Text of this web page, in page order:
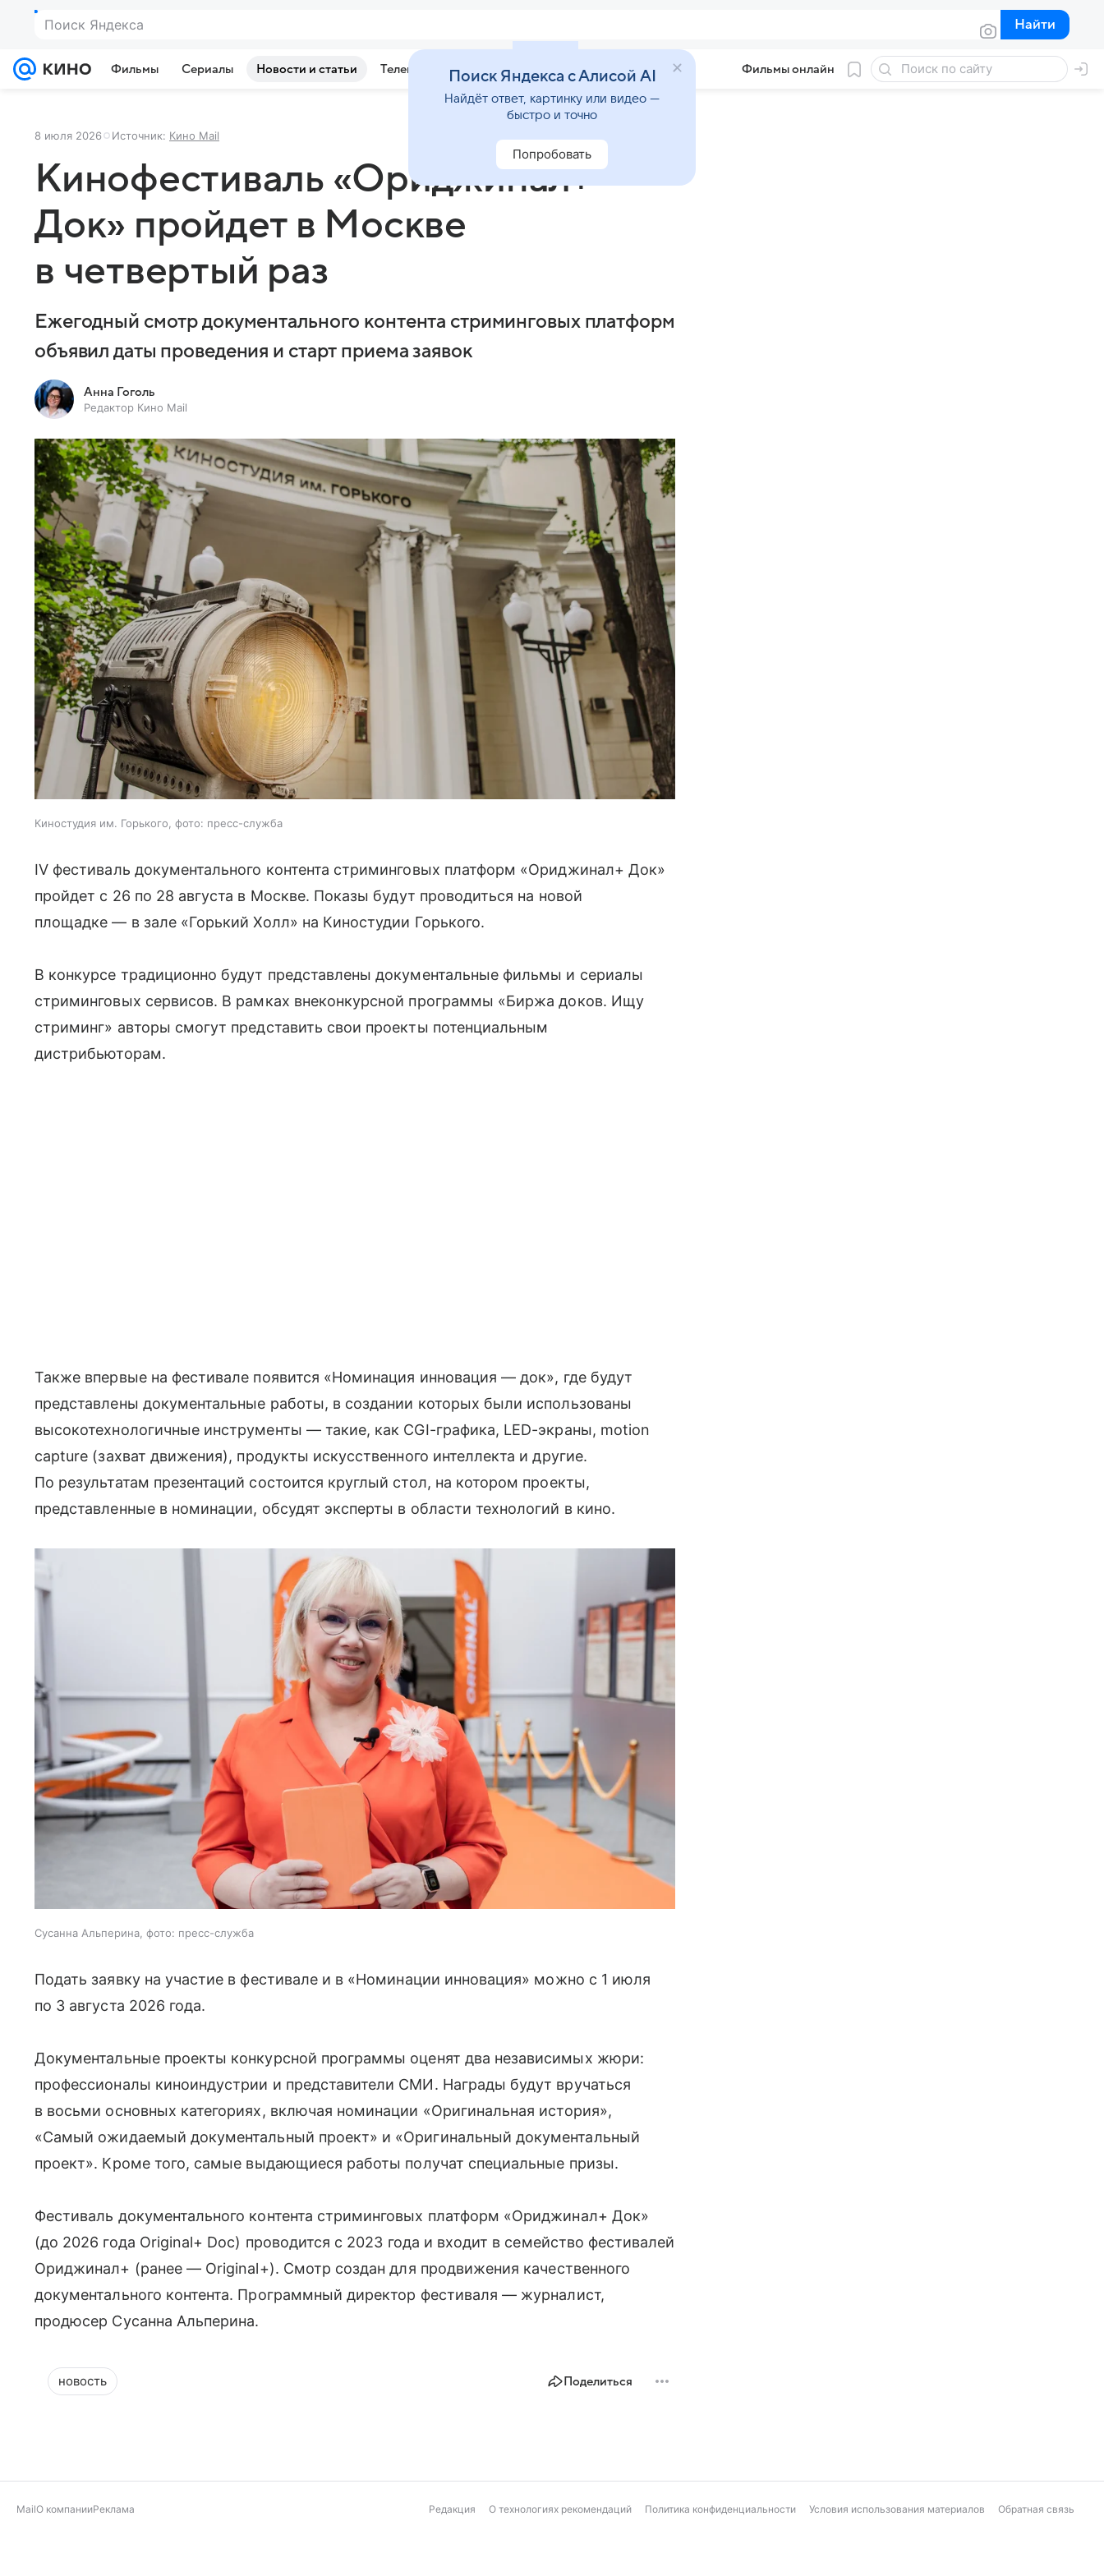
Поиск Яндекса Найти
Найти
Фильмы Сериалы Новости и статьи Телепрограмма Звезды Фильмы онлайн
8 июля 2026 Источник: Кино Mail
Кинофестиваль «Ориджинал+
Док» пройдет в Москве
в четвертый раз
Ежегодный смотр документального контента стриминговых платформ
объявил даты проведения и старт приема заявок
Анна Гоголь
Редактор Кино Mail
Киностудия им. Горького, фото: пресс-служба
IV фестиваль документального контента стриминговых платформ «Ориджинал+ Док»
пройдет с 26 по 28 августа в Москве. Показы будут проводиться на новой
площадке — в зале «Горький Холл» на Киностудии Горького.
В конкурсе традиционно будут представлены документальные фильмы и сериалы
стриминговых сервисов. В рамках внеконкурсной программы «Биржа доков. Ищу
стриминг» авторы смогут представить свои проекты потенциальным
дистрибьюторам.
Также впервые на фестивале появится «Номинация инновация — док», где будут
представлены документальные работы, в создании которых были использованы
высокотехнологичные инструменты — такие, как CGI-графика, LED-экраны, motion
capture (захват движения), продукты искусственного интеллекта и другие.
По результатам презентаций состоится круглый стол, на котором проекты,
представленные в номинации, обсудят эксперты в области технологий в кино.
Сусанна Альперина, фото: пресс-служба
Подать заявку на участие в фестивале и в «Номинации инновация» можно с 1 июля
по 3 августа 2026 года.
Документальные проекты конкурсной программы оценят два независимых жюри:
профессионалы киноиндустрии и представители СМИ. Награды будут вручаться
в восьми основных категориях, включая номинации «Оригинальная история»,
«Самый ожидаемый документальный проект» и «Оригинальный документальный
проект». Кроме того, самые выдающиеся работы получат специальные призы.
Фестиваль документального контента стриминговых платформ «Ориджинал+ Док»
(до 2026 года Original+ Doc) проводится с 2023 года и входит в семейство фестивалей
Ориджинал+ (ранее — Original+). Смотр создан для продвижения качественного
документального контента. Программный директор фестиваля — журналист,
продюсер Сусанна Альперина.
новость Поделиться
MailО компанииРеклама Редакция О технологиях рекомендаций Политика конфиденциальности Условия использования материалов Обратная связь
Поиск Яндекса с Алисой AI
Найдёт ответ, картинку или видео —
быстро и точно
Попробовать